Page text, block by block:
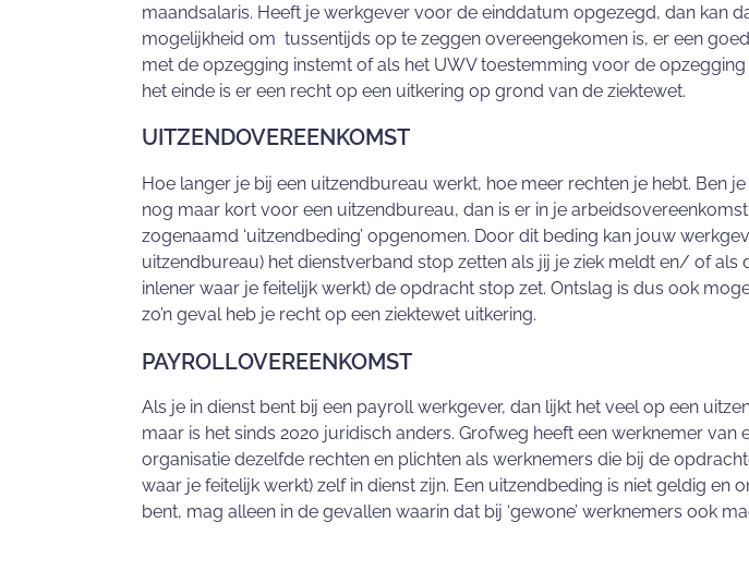
maandsalaris. Heeft je werkgever voor de einddatum opgezegd, dan kan
mogelijkheid om tussentijds op te zeggen overeengekomen is, er een
met de opzegging instemt of als het UWV toestemming voor de opzegging
het einde is er een recht op een uitkering op grond van de ziektewet.
UITZENDOVEREENKOMST
Hoe langer je bij een uitzendbureau werkt, hoe meer rechten je hebt. Ben
nog maar kort voor een uitzendbureau, dan is er in je
zogenaamd ‘uitzendbeding’ opgenomen. Door dit beding kan jouw
uitzendbureau) het dienstverband stop zetten als jij je ziek meldt en/ of als
inlener waar je feitelijk werkt) de opdracht stop zet. Ontslag is dus ook
zo’n geval heb je recht op een ziektewet uitkering.
PAYROLLOVEREENKOMST
Als je in dienst bent bij een payroll werkgever, dan lijkt het veel op een
maar is het sinds 2020 juridisch anders. Grofweg heeft een werknemer van
organisatie dezelfde rechten en plichten als werknemers die bij de
waar je feitelijk werkt) zelf in dienst zijn. Een uitzendbeding is niet geldig en
bent, mag alleen in de gevallen waarin dat bij ‘gewone’ werknemers ook